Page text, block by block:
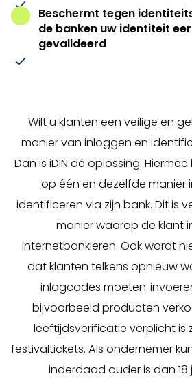
Beschermt tegen
de banken uw identiteit
gevalideerd
Wilt u klanten een veilige en
manier van inloggen en
Dan is iDIN dé oplossing.
op één en dezelfde manier
identificeren via zijn bank. Dit is
manier waarop de klant
internetbankieren. Ook wordt
dat klanten telkens opnieuw
inlogcodes moeten
bijvoorbeeld producten
leeftijdsverificatie verplicht is
festivaltickets. Als ondernemer
inderdaad ouder is dan 18